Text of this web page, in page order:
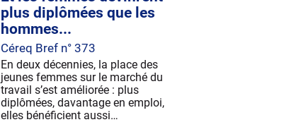
plus diplômées que les
hommes...
Céreq Bref n° 373
En deux décennies, la place des
jeunes femmes sur le marché du
travail s’est améliorée : plus
diplômées, davantage en emploi,
elles bénéficient aussi…